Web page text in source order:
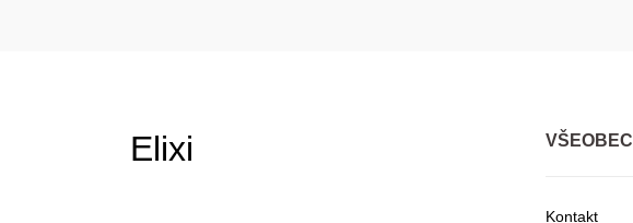
Elixi
Kontakt